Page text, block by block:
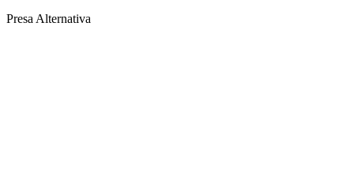
Presa Alternativa